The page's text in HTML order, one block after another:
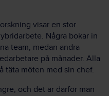
visar en stor
Några bokar in
team, medan andra
på månader. Alla
täta möten med sin chef.
och det är därför man